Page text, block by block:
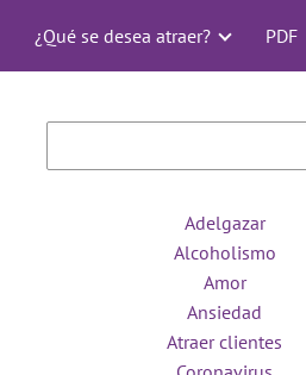
¿Qué se desea atraer? PDF
Adelgazar
Alcoholismo
Amor
Ansiedad
Atraer clientes